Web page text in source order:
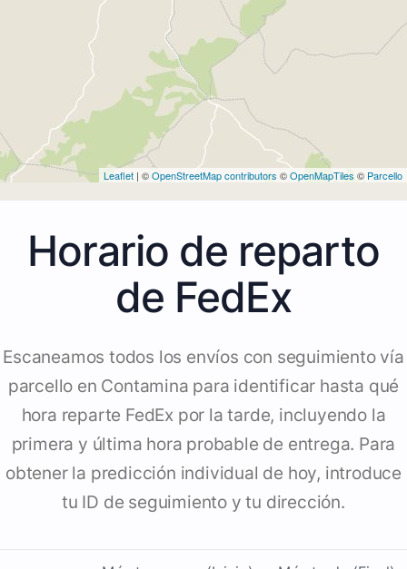
Leaflet | ©OpenStreetMap contributors ©OpenMapTiles © Parcello
Horario de reparto
de FedEx
Escaneamos todos los envíos con seguimiento vía
parcello en Contamina para identificar hasta qué
hora reparte FedEx por la tarde, incluyendo la
primera y última hora probable de entrega. Para
obtener la predicción individual de hoy, introduce
tu ID de seguimiento y tu dirección.